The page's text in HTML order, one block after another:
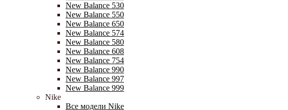
New Balance 530
New Balance 550
New Balance 650
New Balance 574
New Balance 580
New Balance 608
New Balance 754
New Balance 990
New Balance 997
New Balance 999
Nike
Все модели Nike